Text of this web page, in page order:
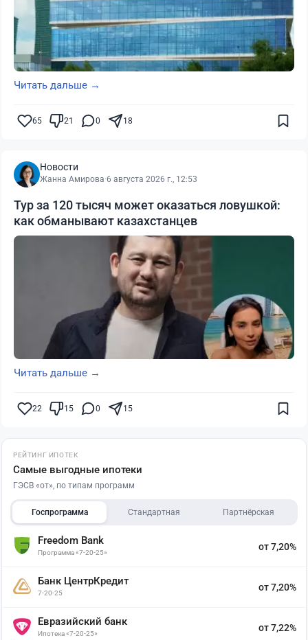
Читать дальше →
65 21 0 18
Новости
Жанна Амирова·6 августа 2026 г., 12:53
Тур за 120 тысяч может оказаться ловушкой:
как обманывают казахстанцев
Читать дальше →
22 15 0 15
РЕЙТИНГ ИПОТЕК
Самые выгодные ипотеки
ГЭСВ «от», по типам программ
Госпрограмма Стандартная Партнёрская
Freedom Bank
Программа «7-20-25»
от 7,20%
Банк ЦентрКредит
7-20-25
от 7,20%
Евразийский банк
Ипотека «7-20-25»
от 7,22%